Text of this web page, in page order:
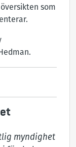
som
myndighet